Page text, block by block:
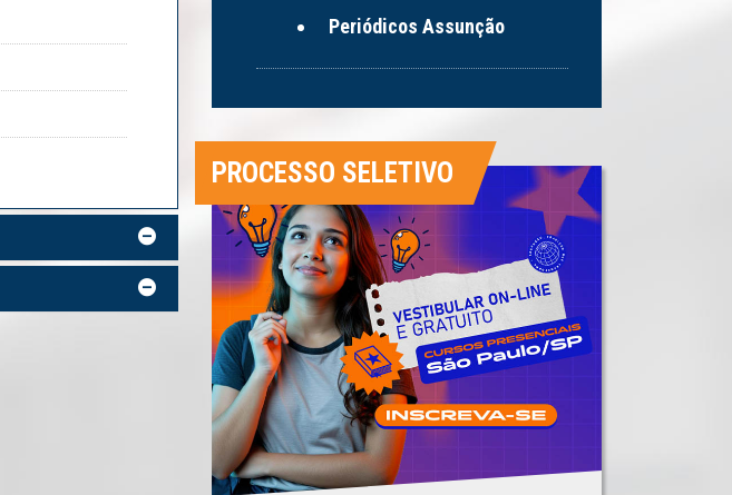
Periódicos Assunção
PROCESSO SELETIVO